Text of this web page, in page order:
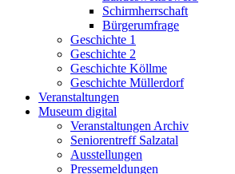
Schirmherrschaft
Bürgerumfrage
Geschichte 1
Geschichte 2
Geschichte Köllme
Geschichte Müllerdorf
Veranstaltungen
Museum digital
Veranstaltungen Archiv
Seniorentreff Salzatal
Ausstellungen
Pressemeldungen